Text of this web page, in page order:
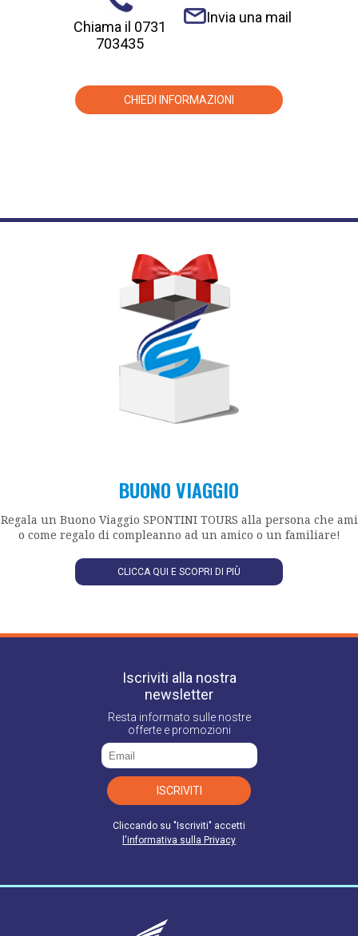
Chiama il 0731
703435
Invia una mail
CHIEDI INFORMAZIONI
BUONO VIAGGIO
Regala un Buono Viaggio SPONTINI TOURS alla persona che ami
o come regalo di compleanno ad un amico o un familiare!
CLICCA QUI E SCOPRI DI PIÙ
Iscriviti alla nostra
newsletter
Resta informato sulle nostre
offerte e promozioni
ISCRIVITI
Cliccando su "Iscriviti" accetti
l'informativa sulla Privacy